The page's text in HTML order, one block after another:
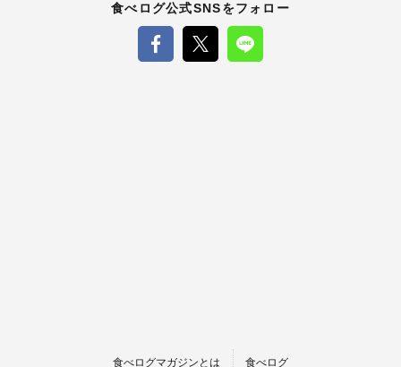
食べログ公式SNSをフォロー
食べログマガジンとは 食べログ